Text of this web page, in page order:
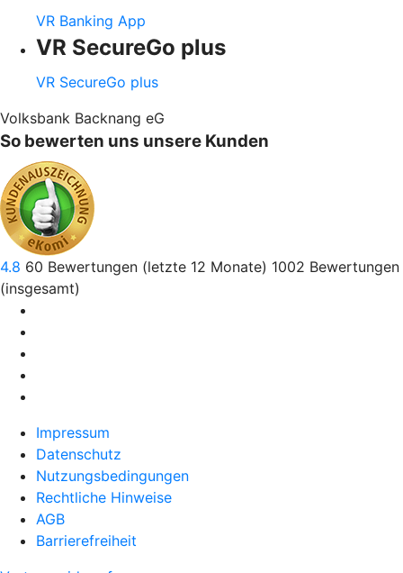
VR Banking App
VR SecureGo plus
VR SecureGo plus
Volksbank Backnang eG
So bewerten uns unsere Kunden
4.8 60 Bewertungen (letzte 12 Monate) 1002 Bewertungen
(insgesamt)
Impressum
Datenschutz
Nutzungsbedingungen
Rechtliche Hinweise
AGB
Barrierefreiheit